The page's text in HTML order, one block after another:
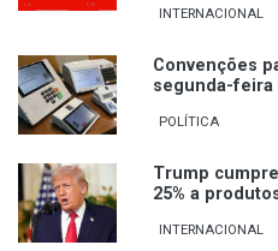
INTERNACIONAL
Convenções
segunda-feira
POLÍTICA
Trump
25% a
INTERNACIONAL